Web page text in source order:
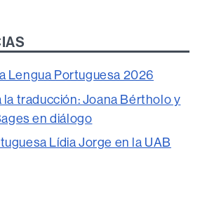
Lengua Portuguesa 2026
la traducción: Joana Bértholo y
en diálogo
Lídia Jorge en la UAB